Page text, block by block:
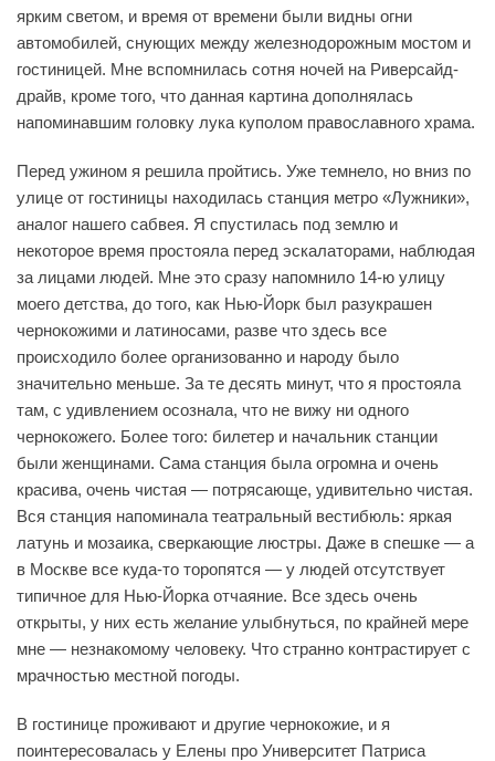
ярким светом, и время от времени были видны огни
автомобилей, снующих между железнодорожным мостом и
гостиницей. Мне вспомнилась сотня ночей на Риверсайд-
драйв, кроме того, что данная картина дополнялась
напоминавшим головку лука куполом православного храма.
Перед ужином я решила пройтись. Уже темнело, но вниз по
улице от гостиницы находилась станция метро «Лужники»,
аналог нашего сабвея. Я спустилась под землю и
некоторое время простояла перед эскалаторами, наблюдая
за лицами людей. Мне это сразу напомнило 14-ю улицу
моего детства, до того, как Нью-Йорк был разукрашен
чернокожими и латиносами, разве что здесь все
происходило более организованно и народу было
значительно меньше. За те десять минут, что я простояла
там, с удивлением осознала, что не вижу ни одного
чернокожего. Более того: билетер и начальник станции
были женщинами. Сама станция была огромна и очень
красива, очень чистая — потрясающе, удивительно чистая.
Вся станция напоминала театральный вестибюль: яркая
латунь и мозаика, сверкающие люстры. Даже в спешке — а
в Москве все куда-то торопятся — у людей отсутствует
типичное для Нью-Йорка отчаяние. Все здесь очень
открыты, у них есть желание улыбнуться, по крайней мере
мне — незнакомому человеку. Что странно контрастирует с
мрачностью местной погоды.
В гостинице проживают и другие чернокожие, и я
поинтересовалась у Елены про Университет Патриса